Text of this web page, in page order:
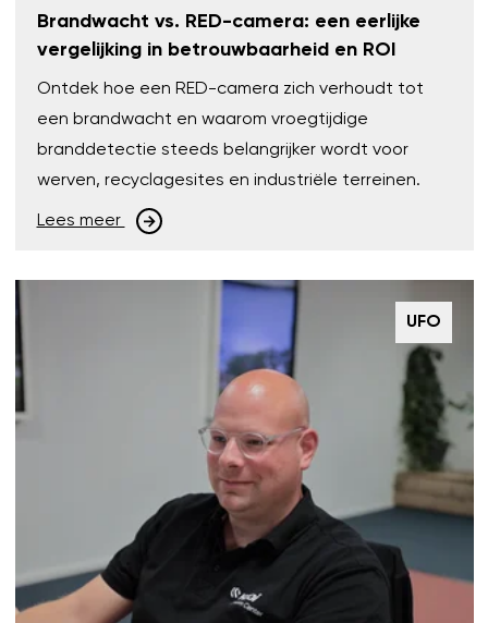
Brandwacht vs. RED-camera: een eerlijke
vergelijking in betrouwbaarheid en ROI
Ontdek hoe een RED-camera zich verhoudt tot
een brandwacht en waarom vroegtijdige
branddetectie steeds belangrijker wordt voor
werven, recyclagesites en industriële terreinen.
Lees meer
UFO